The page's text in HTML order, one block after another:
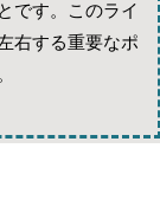
です。このライ
右する重要なポ